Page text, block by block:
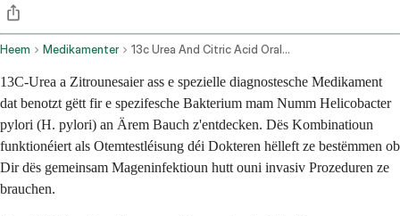
Heem Medikamenter 13c Urea And Citric Acid Oral Route
13C-Urea a Zitrounesaier ass e spezielle diagnostesche Medikament
dat benotzt gëtt fir e spezifesche Bakterium mam Numm Helicobacter
pylori (H. pylori) an Ärem Bauch z'entdecken. Dës Kombinatioun
funktionéiert als Otemtestléisung déi Dokteren hëlleft ze bestëmmen ob
Dir dës gemeinsam Mageninfektioun hutt ouni invasiv Prozeduren ze
brauchen.